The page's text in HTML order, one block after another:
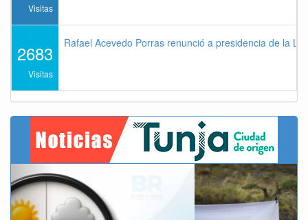
Visitas
2683
Visitas
Rafael Acevedo Porras renunció a presidencia de la
Previous Next